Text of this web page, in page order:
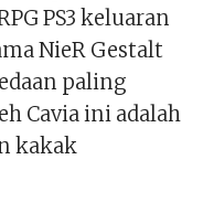
PS3 keluaran
NieR Gestalt
paling
Cavia ini adalah
kakak